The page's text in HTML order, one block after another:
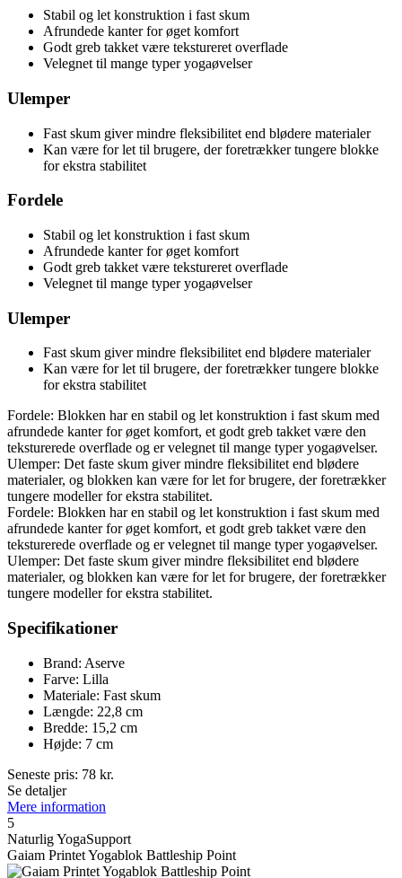
Stabil og let konstruktion i fast skum
Afrundede kanter for øget komfort
Godt greb takket være tekstureret overflade
Velegnet til mange typer yogaøvelser
Ulemper
Fast skum giver mindre fleksibilitet end blødere materialer
Kan være for let til brugere, der foretrækker tungere blokke
for ekstra stabilitet
Fordele
Stabil og let konstruktion i fast skum
Afrundede kanter for øget komfort
Godt greb takket være tekstureret overflade
Velegnet til mange typer yogaøvelser
Ulemper
Fast skum giver mindre fleksibilitet end blødere materialer
Kan være for let til brugere, der foretrækker tungere blokke
for ekstra stabilitet
Fordele: Blokken har en stabil og let konstruktion i fast skum med
afrundede kanter for øget komfort, et godt greb takket være den
teksturerede overflade og er velegnet til mange typer yogaøvelser.
Ulemper: Det faste skum giver mindre fleksibilitet end blødere
materialer, og blokken kan være for let for brugere, der foretrækker
tungere modeller for ekstra stabilitet.
Fordele: Blokken har en stabil og let konstruktion i fast skum med
afrundede kanter for øget komfort, et godt greb takket være den
teksturerede overflade og er velegnet til mange typer yogaøvelser.
Ulemper: Det faste skum giver mindre fleksibilitet end blødere
materialer, og blokken kan være for let for brugere, der foretrækker
tungere modeller for ekstra stabilitet.
Specifikationer
Brand: Aserve
Farve: Lilla
Materiale: Fast skum
Længde: 22,8 cm
Bredde: 15,2 cm
Højde: 7 cm
Seneste pris: 78 kr.
Se detaljer
Mere information
5
Naturlig YogaSupport
Gaiam Printet Yogablok Battleship Point